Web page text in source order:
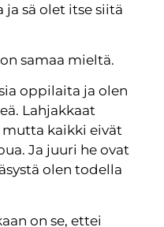
ja sä olet itse siitä
samaa mieltä.
oppilaita ja olen
Lahjakkaat
kaikki eivät
Ja juuri he ovat
olen todella
on se, ettei